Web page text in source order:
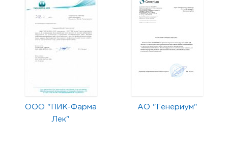
ООО "ПИК-Фарма
Лек"
АО "Генериум"